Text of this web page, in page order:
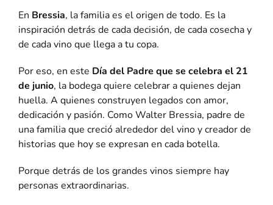
En Bressia, la familia es el origen de todo. Es la
inspiración detrás de cada decisión, de cada cosecha y
de cada vino que llega a tu copa.
Por eso, en este Día del Padre que se celebra el 21
de junio, la bodega quiere celebrar a quienes dejan
huella. A quienes construyen legados con amor,
dedicación y pasión. Como Walter Bressia, padre de
una familia que creció alrededor del vino y creador de
historias que hoy se expresan en cada botella.
Porque detrás de los grandes vinos siempre hay
personas extraordinarias.